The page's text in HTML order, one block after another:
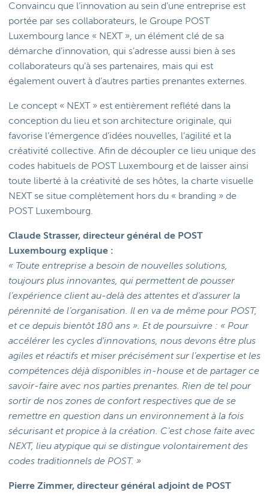
Convaincu que l’innovation au sein d’une entreprise est
portée par ses collaborateurs, le Groupe POST
Luxembourg lance « NEXT », un élément clé de sa
démarche d’innovation, qui s’adresse aussi bien à ses
collaborateurs qu’à ses partenaires, mais qui est
également ouvert à d’autres parties prenantes externes.
Le concept « NEXT » est entièrement reflété dans la
conception du lieu et son architecture originale, qui
favorise l’émergence d’idées nouvelles, l’agilité et la
créativité collective. Afin de découpler ce lieu unique des
codes habituels de POST Luxembourg et de laisser ainsi
toute liberté à la créativité de ses hôtes, la charte visuelle
NEXT se situe complètement hors du « branding » de
POST Luxembourg.
Claude Strasser, directeur général de POST
Luxembourg explique :
« Toute entreprise a besoin de nouvelles solutions,
toujours plus innovantes, qui permettent de pousser
l’expérience client au-delà des attentes et d’assurer la
pérennité de l’organisation. Il en va de même pour POST,
et ce depuis bientôt 180 ans ». Et de poursuivre : « Pour
accélérer les cycles d'innovations, nous devons être plus
agiles et réactifs et miser précisément sur l’expertise et les
compétences déjà disponibles in-house et de partager ce
savoir-faire avec nos parties prenantes. Rien de tel pour
sortir de nos zones de confort respectives que de se
remettre en question dans un environnement à la fois
sécurisant et propice à la création. C’est chose faite avec
NEXT, lieu atypique qui se distingue volontairement des
codes traditionnels de POST. »
Pierre Zimmer, directeur général adjoint de POST